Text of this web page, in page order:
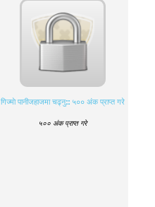
गिज्माे पानीजहाजमा चढ्नु:: ५०० अंक प्राप्त गरे
५०० अंक प्राप्त गरे